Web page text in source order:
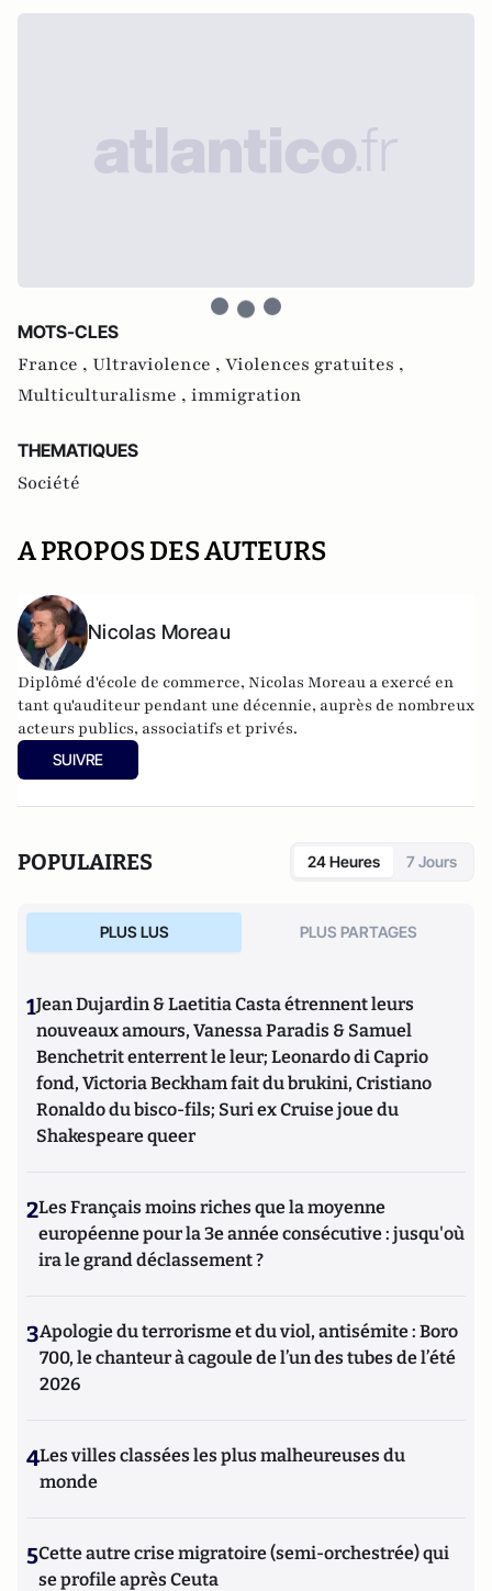
MOTS-CLES
France , Ultraviolence , Violences gratuites ,
Multiculturalisme , immigration
THEMATIQUES
Société
A PROPOS DES AUTEURS
Nicolas Moreau
Diplômé d'école de commerce, Nicolas Moreau a exercé en
tant qu'auditeur pendant une décennie, auprès de nombreux
acteurs publics, associatifs et privés.
SUIVRE
POPULAIRES 24 Heures 7 Jours
PLUS LUS PLUS PARTAGES
1Jean Dujardin & Laetitia Casta étrennent leurs
nouveaux amours, Vanessa Paradis & Samuel
Benchetrit enterrent le leur; Leonardo di Caprio
fond, Victoria Beckham fait du brukini, Cristiano
Ronaldo du bisco-fils; Suri ex Cruise joue du
Shakespeare queer
2Les Français moins riches que la moyenne
européenne pour la 3e année consécutive : jusqu'où
ira le grand déclassement ?
3Apologie du terrorisme et du viol, antisémite : Boro
700, le chanteur à cagoule de l’un des tubes de l’été
2026
4Les villes classées les plus malheureuses du
monde
5Cette autre crise migratoire (semi-orchestrée) qui
se profile après Ceuta